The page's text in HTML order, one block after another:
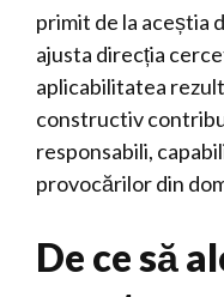
primit de la aceștia
ajusta direcția
aplicabilitatea
constructiv
responsabili,
provocărilor din
De ce să